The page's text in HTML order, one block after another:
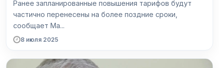
Ранее запланированные повышения тарифов будут
частично перенесены на более поздние сроки,
сообщает Ma...
8 июля 2025